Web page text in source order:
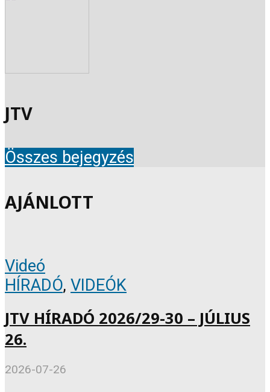
JTV
Összes bejegyzés
AJÁNLOTT
Videó
HÍRADÓ, VIDEÓK
JTV HÍRADÓ 2026/29-30 – JÚLIUS
26.
2026-07-26